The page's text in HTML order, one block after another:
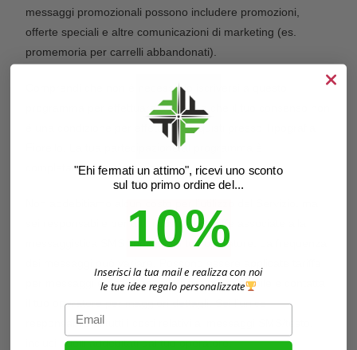
messaggi promozionali possono includere promozioni,
offerte speciali e altre comunicazioni di marketing (es.
promemoria per carrelli abbandonati).
Comprendi che non è necessario iscriversi a questo
programma per effettuare acquisti e che il tuo consenso non
è una condizione per effettuare acquisti presso Tipografia
Fiorello. La tua partecipazione al programma è
completamente volontaria.
sei responsabile per tutti i costi e le tariffe associate alla
messaggistica SMS imposti dal tuo operatore. La frequenza
per messaggi e dati. Controlla il tuo piano mobile e contatta
il tuo operatore per maggiori dettagli. Sei l’unico
responsabile di tutti i costi relativi ai messaggi SMS/testo,
inclusi quelli addebitati dal tuo operatore.
"Ehi fermati un attimo", ricevi uno sconto
sul tuo primo ordine del...
10%
Inserisci la tua mail e realizza con noi
le tue idee regalo personalizzate
Email